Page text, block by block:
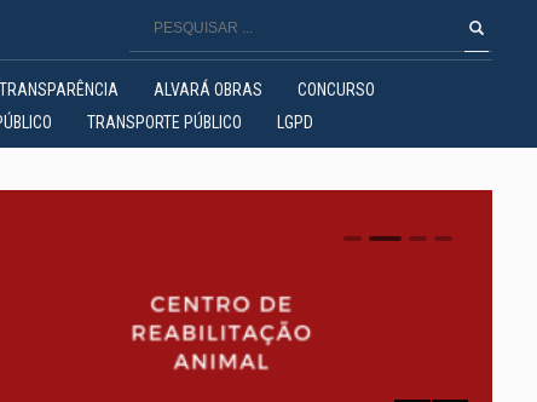
TRANSPARÊNCIA ALVARÁ OBRAS
CONCURSO
TRANSPORTE PÚBLICO LGPD
0 1 2